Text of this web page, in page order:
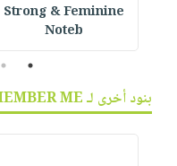
Strong & Feminine
Noteb
1
2
بنود أخرى لـ REMEMBER ME :